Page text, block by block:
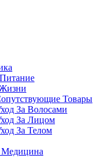
Товары
За Волосами
За Лицом
За Телом
Медицина